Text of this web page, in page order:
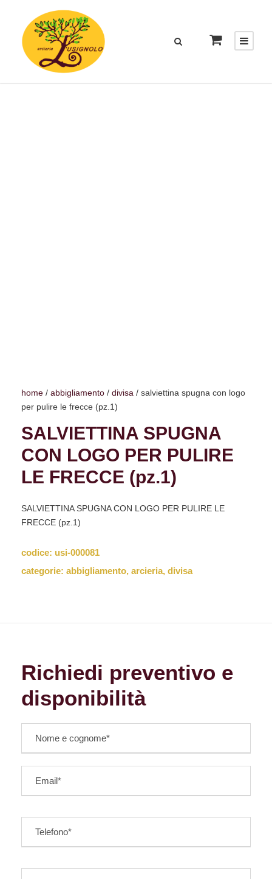
home / abbigliamento / divisa / salviettina spugna con logo
per pulire le frecce (pz.1)
SALVIETTINA SPUGNA
CON LOGO PER PULIRE
LE FRECCE (pz.1)
SALVIETTINA SPUGNA CON LOGO PER PULIRE LE
FRECCE (pz.1)
codice: usi-000081
categorie: abbigliamento, arcieria, divisa
Richiedi preventivo e
disponibilità